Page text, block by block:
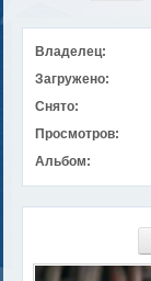
Владелец:
Загружено:
Снято:
Просмотров:
Альбом: